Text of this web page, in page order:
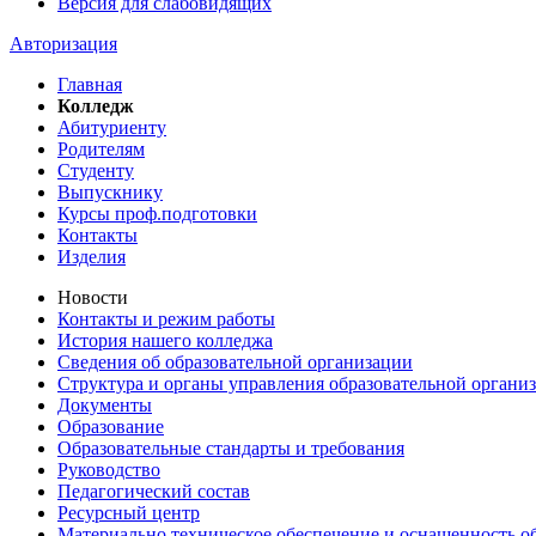
Авторизация
Главная
Колледж
Абитуриенту
Родителям
Студенту
Выпускнику
Курсы проф.подготовки
Контакты
Изделия
Новости
Контакты и режим работы
История нашего колледжа
Сведения об образовательной организации
Структура и органы управления образовательной
Документы
Образование
Образовательные стандарты и требования
Руководство
Педагогический состав
Ресурсный центр